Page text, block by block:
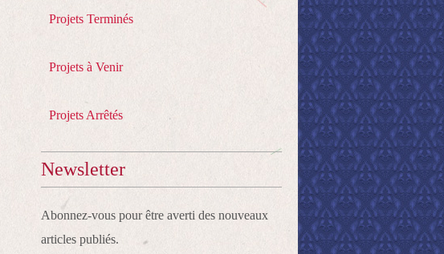
Projets Terminés
Projets à Venir
Projets Arrêtés
Newsletter
Abonnez-vous pour être averti des nouveaux
articles publiés.